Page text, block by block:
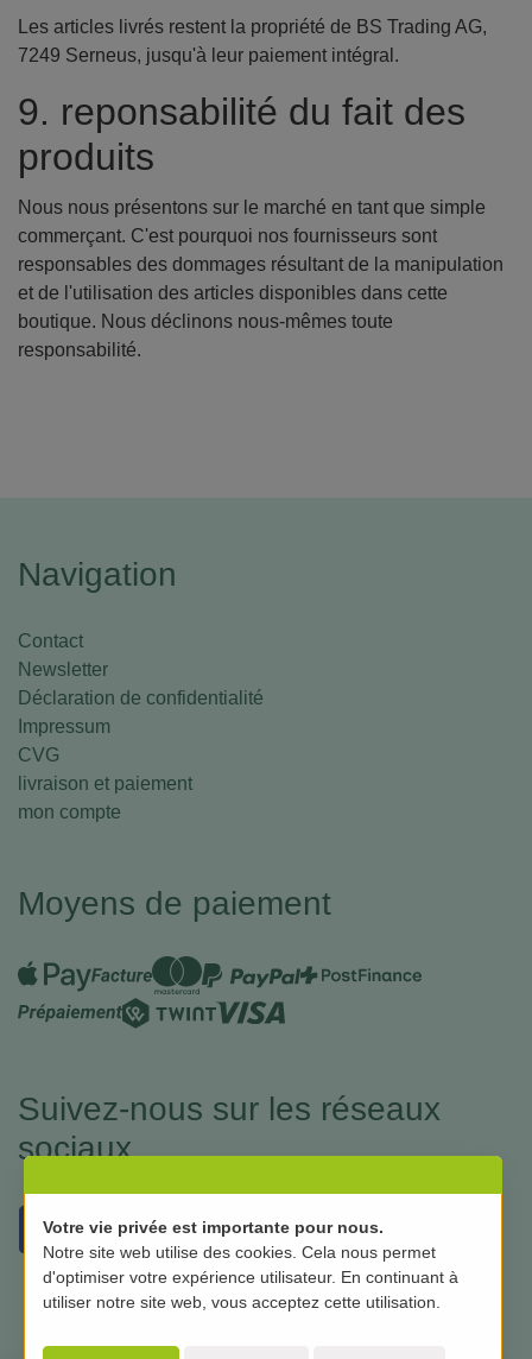
Les articles livrés restent la propriété de BS Trading AG,
7249 Serneus, jusqu'à leur paiement intégral.
9. reponsabilité du fait des
produits
Nous nous présentons sur le marché en tant que simple
commerçant. C'est pourquoi nos fournisseurs sont
responsables des dommages résultant de la manipulation
et de l'utilisation des articles disponibles dans cette
boutique. Nous déclinons nous-mêmes toute
responsabilité.
Navigation
Contact
Newsletter
Déclaration de confidentialité
Impressum
CVG
livraison et paiement
mon compte
Moyens de paiement
Suivez-nous sur les réseaux
sociaux
Votre vie privée est importante pour nous.
Notre site web utilise des cookies. Cela nous permet
d'optimiser votre expérience utilisateur. En continuant à
utiliser notre site web, vous acceptez cette utilisation.